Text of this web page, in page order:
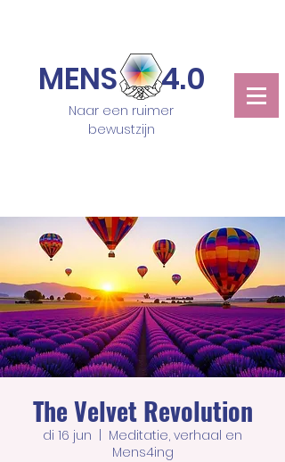
MENS 4.0
Naar een ruimer
bewustzijn
The Velvet Revolution
di 16 jun
Meditatie, verhaal en
Mens4ing